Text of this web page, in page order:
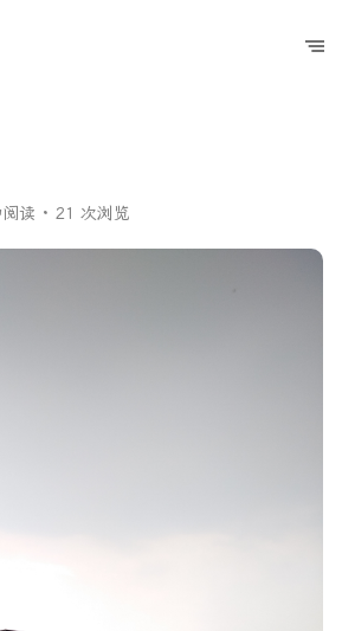
读 21 次浏览